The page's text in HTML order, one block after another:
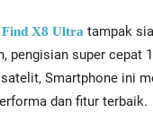
Find X8 Ultra tampak
pengisian super cepat
Smartphone ini
dan fitur terbaik.